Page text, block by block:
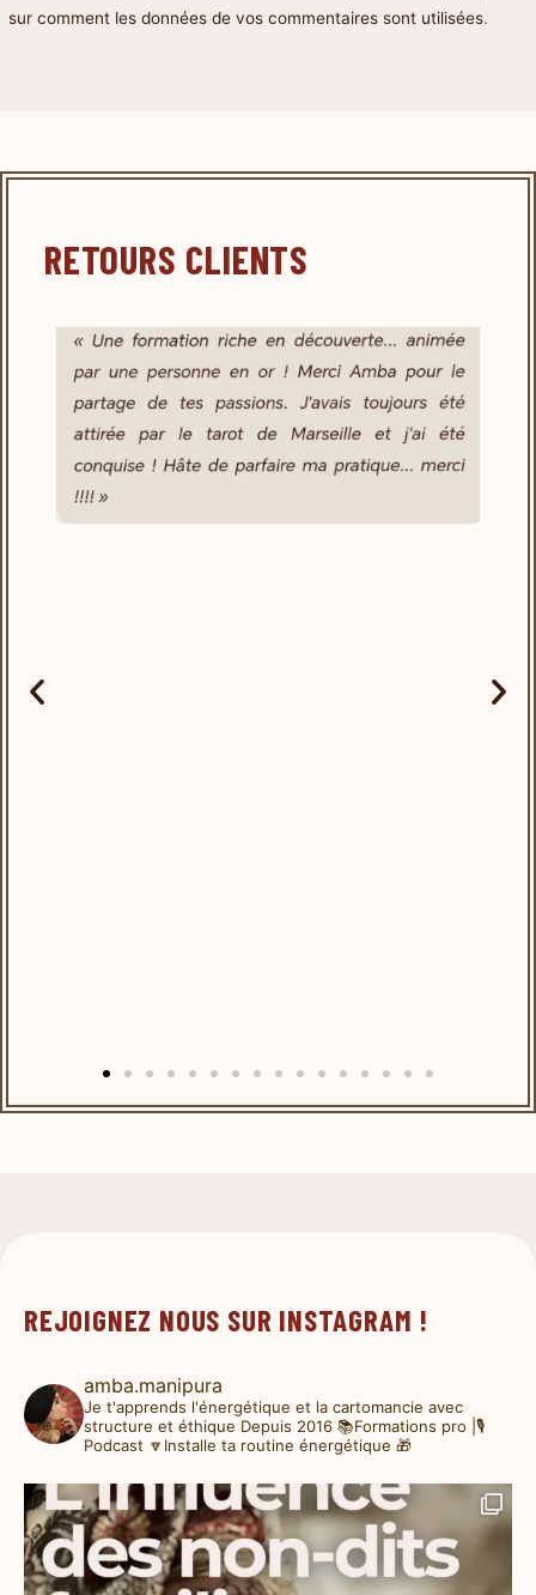
sur comment les données de vos commentaires sont utilisées.
RETOURS CLIENTS
REJOIGNEZ NOUS SUR INSTAGRAM !
amba.manipura
Je t'apprends l'énergétique et la cartomancie avec
structure et éthique Depuis 2016 📚Formations pro |🎙️
Podcast 🔽Installe ta routine énergétique 🎁